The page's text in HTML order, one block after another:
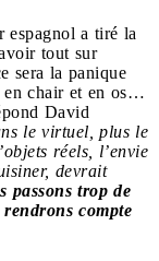
espagnol a tiré la
tout sur
sera la panique
en chair et en os…
David
le virtuel, plus le
réels, l’envie
devrait
passons trop de
compte